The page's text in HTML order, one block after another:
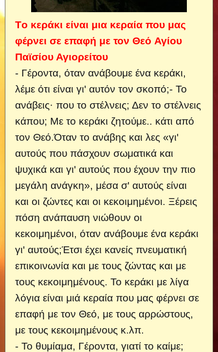
Τo κεράκι είναι μια κεραία που μας
φέρνει σε επαφή με τον Θεό Αγίου
Παϊσίου Αγιορείτου
- Γέροντα, όταν ανάβουμε ένα κεράκι,
λέμε ότι είναι γι' αυτόν τον σκοπό;- Το
ανάβεις· που το στέλνεις; Δεν το στέλνεις
κάπου; Με το κεράκι ζητούμε.. κάτι από
τον Θεό.Όταν το ανάβης και λες «γι'
αυτούς που πάσχουν σωματικά και
ψυχικά και γι' αυτούς που έχουν την πιο
μεγάλη ανάγκη», μέσα σ' αυτούς είναι
και οι ζώντες και οι κεκοιμημένοι. Ξέρεις
πόση ανάπαυση νιώθουν οι
κεκοιμημένοι, όταν ανάβουμε ένα κεράκι
γι' αυτούς;Έτσι έχει κανείς πνευματική
επικοινωνία και με τους ζώντας και με
τους κεκοιμημένους. Το κεράκι με λίγα
λόγια είναι μιά κεραία που μας φέρνει σε
επαφή με τον Θεό, με τους αρρώστους,
με τους κεκοιμημένους κ.λπ.
- Το θυμίαμα, Γέροντα, γιατί το καίμε;